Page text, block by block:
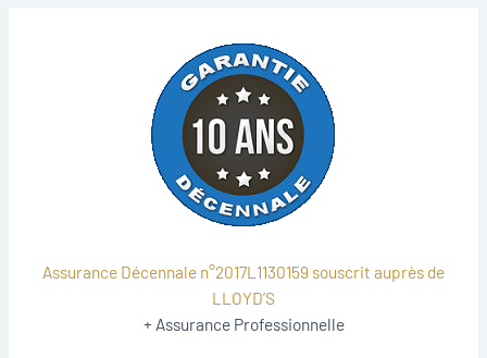
Assurance Décennale n°2017L1130159 souscrit auprès de
LLOYD’S
+ Assurance Professionnelle